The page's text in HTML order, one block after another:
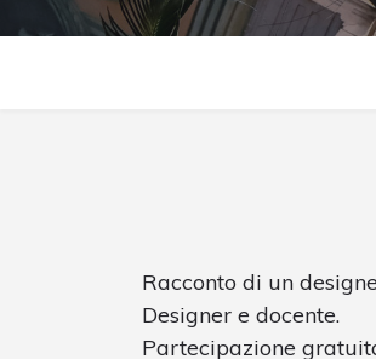
Racconto di un
Designer e docente.
Partecipazione